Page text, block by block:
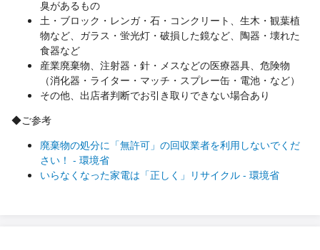
臭があるもの
土・ブロック・レンガ・石・コンクリート、生木・観葉植
物など、ガラス・蛍光灯・破損した鏡など、陶器・壊れた
食器など
産業廃棄物、注射器・針・メスなどの医療器具、危険物
（消化器・ライター・マッチ・スプレー缶・電池・など）
その他、出店者判断でお引き取りできない場合あり
◆ご参考
廃棄物の処分に「無許可」の回収業者を利用しないでくだ
さい！ - 環境省
いらなくなった家電は「正しく」リサイクル - 環境省